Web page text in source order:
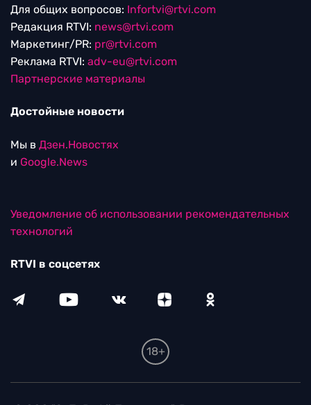
Для общих вопросов: Infortvi@rtvi.com
Редакция RTVI: news@rtvi.com
Маркетинг/PR: pr@rtvi.com
Реклама RTVI: adv-eu@rtvi.com
Партнерские материалы
Достойные новости
Мы в Дзен.Новостях
и Google.News
Уведомление об использовании рекомендательных
технологий
RTVI в соцсетях
18+